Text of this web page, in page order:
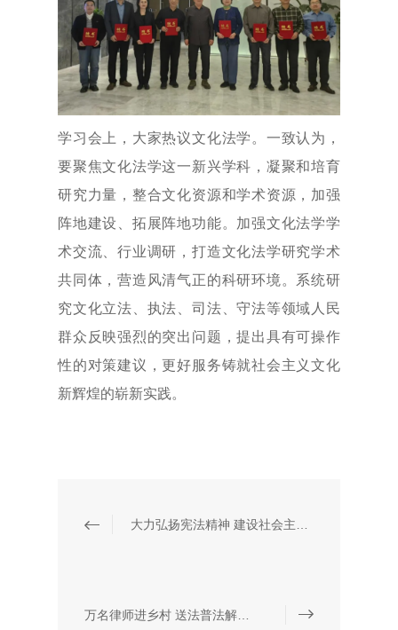
学习会上，大家热议文化法学。一致认为，
要聚焦文化法学这一新兴学科，凝聚和培育
研究力量，整合文化资源和学术资源，加强
阵地建设、拓展阵地功能。加强文化法学学
术交流、行业调研，打造文化法学研究学术
共同体，营造风清气正的科研环境。系统研
究文化立法、执法、司法、守法等领域人民
群众反映强烈的突出问题，提出具有可操作
性的对策建议，更好服务铸就社会主义文化
新辉煌的崭新实践。